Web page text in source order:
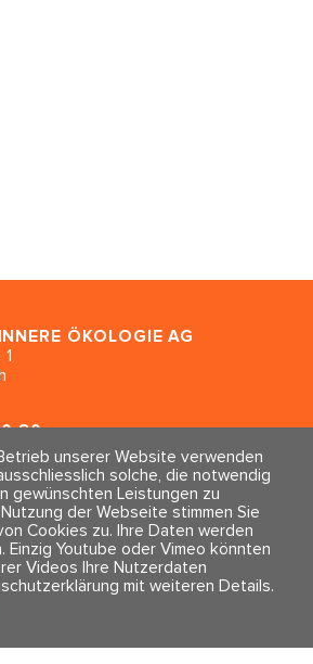
ÖKOLOGIE AG
80
Folge uns
unserer Website verwenden
solche, die notwendig
gewünschten Leistungen zu
der Webseite stimmen Sie
Cookies zu. Ihre Daten werden
Youtube oder Vimeo könnten
Videos Ihre Nutzerdaten
mit weiteren Details.